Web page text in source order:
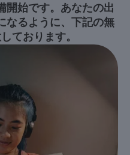
開始です。あなたの出
なるように、下記の無
ております。